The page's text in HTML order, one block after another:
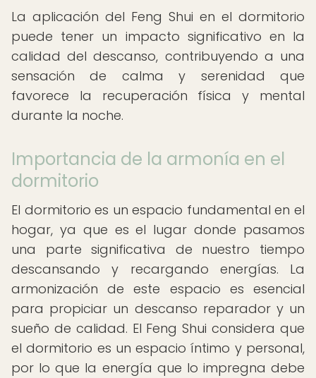
La aplicación del Feng Shui en el dormitorio
puede tener un impacto significativo en la
calidad del descanso, contribuyendo a una
sensación de calma y serenidad que
favorece la recuperación física y mental
durante la noche.
Importancia de la armonía en el
dormitorio
El dormitorio es un espacio fundamental en el
hogar, ya que es el lugar donde pasamos
una parte significativa de nuestro tiempo
descansando y recargando energías. La
armonización de este espacio es esencial
para propiciar un descanso reparador y un
sueño de calidad. El Feng Shui considera que
el dormitorio es un espacio íntimo y personal,
por lo que la energía que lo impregna debe